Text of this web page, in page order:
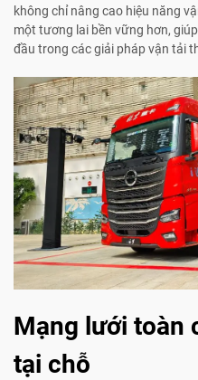
không chỉ nâng cao hiệu năng
một tương lai bền vững hơn,
đầu trong các giải pháp vận tải
Mạng lưới toàn
tại chỗ